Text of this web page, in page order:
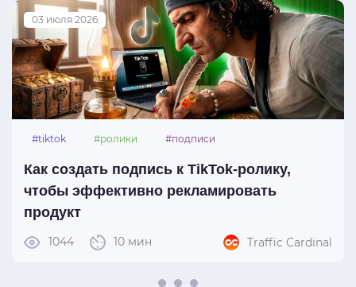
03 июля 2026
#tiktok #ролики #подписи
Как создать подпись к TikTok-ролику,
чтобы эффективно рекламировать
продукт
1044 10 мин Traffic Cardinal